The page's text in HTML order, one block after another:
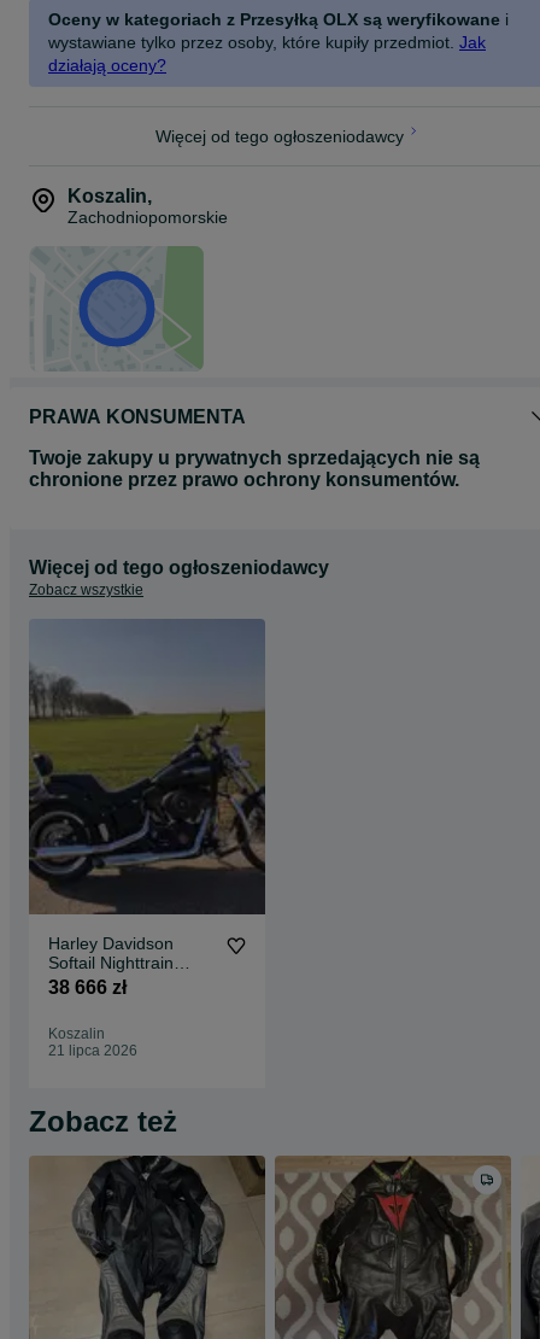
Oceny w kategoriach z Przesyłką OLX są weryfikowane i
wystawiane tylko przez osoby, które kupiły przedmiot. Jak
działają oceny?
Więcej od tego ogłoszeniodawcy
Koszalin,
Zachodniopomorskie
PRAWA KONSUMENTA
Twoje zakupy u prywatnych sprzedających nie są
chronione przez prawo ochrony konsumentów.
Więcej od tego ogłoszeniodawcy
Zobacz wszystkie
Harley Davidson
Softail Nighttrain
Twincam 88 zamiana
38 666 zł
Koszalin
21 lipca 2026
Zobacz też